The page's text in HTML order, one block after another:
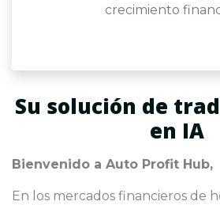
crecimiento
Su solución de
en IA
Bienvenido a Auto Profit Hub,
En los mercados financieros de